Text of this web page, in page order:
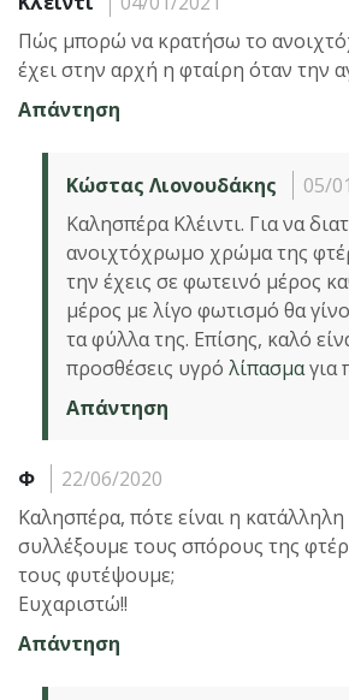
Πώς μπορώ να κρατήσω το
έχει στην αρχή η φταίρη όταν την
Απάντηση
Κώστας Λιονουδάκης
05/
Καλησπέρα Κλέιντι. Για να
ανοιχτόχρωμο χρώμα της
την έχεις σε φωτεινό μέρος
μέρος με λίγο φωτισμό θα
τα φύλλα της. Επίσης, καλό
προσθέσεις υγρό λίπασμαγια
Απάντηση
Φ
22/06/2020
Καλησπέρα, πότε είναι η
συλλέξουμε τους σπόρους της
τους φυτέψουμε;
Ευχαριστώ!!
Απάντηση